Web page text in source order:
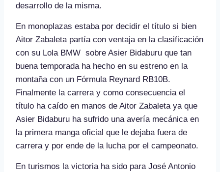
desarrollo de la misma.
En monoplazas estaba por decidir el título si bien
Aitor Zabaleta partía con ventaja en la clasificación
con su Lola BMW sobre Asier Bidaburu que tan
buena temporada ha hecho en su estreno en la
montaña con un Fórmula Reynard RB10B.
Finalmente la carrera y como consecuencia el
título ha caído en manos de Aitor Zabaleta ya que
Asier Bidaburu ha sufrido una avería mecánica en
la primera manga oficial que le dejaba fuera de
carrera y por ende de la lucha por el campeonato.
En turismos la victoria ha sido para José Antonio